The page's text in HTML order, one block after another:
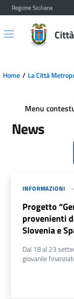
Vai al contenuto
Vai al menu principale
Regione Siciliana
Home La Città
Menu
News
INFORMAZIONI
Progetto
provenienti
Slovenia e
Dal 18 al 23
giovanile